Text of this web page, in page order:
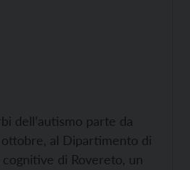
dell’autismo parte da
al Dipartimento di
di Rovereto, un